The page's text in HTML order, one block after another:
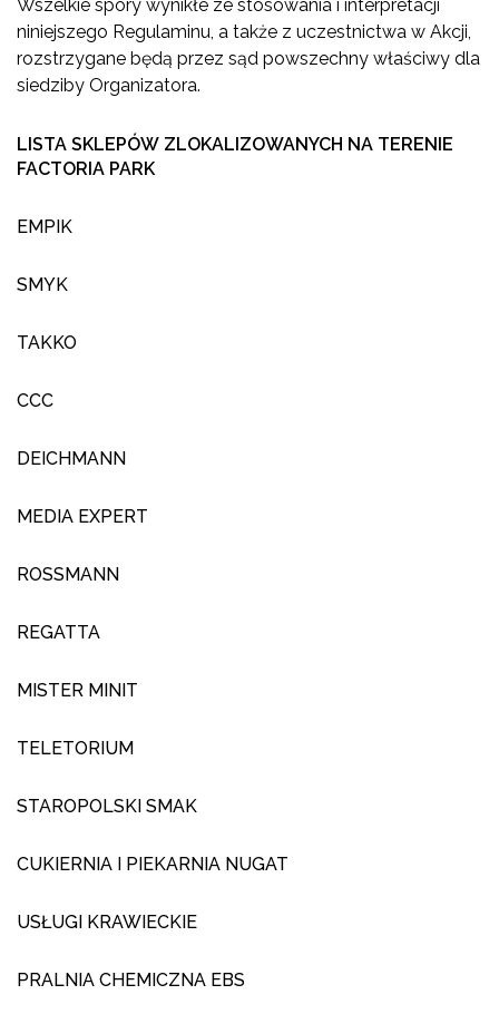
Wszelkie spory wynikłe ze stosowania i interpretacji
niniejszego Regulaminu, a także z uczestnictwa w Akcji,
rozstrzygane będą przez sąd powszechny właściwy dla
siedziby Organizatora.
LISTA SKLEPÓW ZLOKALIZOWANYCH NA TERENIE
FACTORIA PARK
EMPIK
SMYK
TAKKO
CCC
DEICHMANN
MEDIA EXPERT
ROSSMANN
REGATTA
MISTER MINIT
TELETORIUM
STAROPOLSKI SMAK
CUKIERNIA I PIEKARNIA NUGAT
USŁUGI KRAWIECKIE
PRALNIA CHEMICZNA EBS